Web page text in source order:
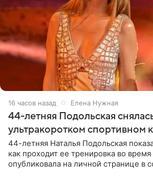
16 часов назад Елена Нужная
44-летняя Подольская
ультракоротком спортивном
44-летняя Наталья Подольская
как проходит ее тренировка во
опубликовала на личной странице в